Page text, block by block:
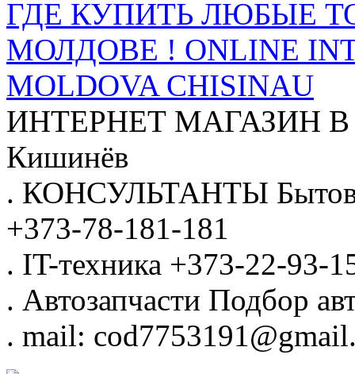
ГДЕ КУПИТЬ ЛЮБЫЕ
МОЛДОВЕ ! ONLINE
MOLDOVA CHISINAU
ИНТЕРНЕТ МАГАЗИН
Кишинёв
. КОНСУЛЬТАНТЫ
+373-78-181-181
. IT-техника +373-22-93-
. Автозапчасти Подбор
. mail: